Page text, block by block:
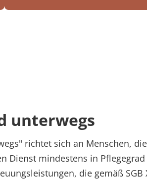
unterwegs
richtet sich an Menschen, die
Dienst mindestens in
die gemäß SGB